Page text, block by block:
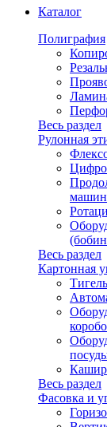
Каталог
Полиграфия
Весь раздел
Рулонная
Весь раздел
Картонная
Весь раздел
Фасовка и